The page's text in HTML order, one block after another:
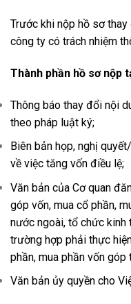
Trước khi nộp hồ sơ
công ty có trách nhiệm
Thành phần hồ sơ nộp
Thông báo thay đổi nội
theo pháp luật ký;
Biên bản họp, nghị
về việc tăng vốn điều lệ;
Văn bản của Cơ quan
góp vốn, mua cổ phần,
nước ngoài, tổ chức
trường hợp phải thực
phần, mua phần vốn
Văn bản ủy quyền cho